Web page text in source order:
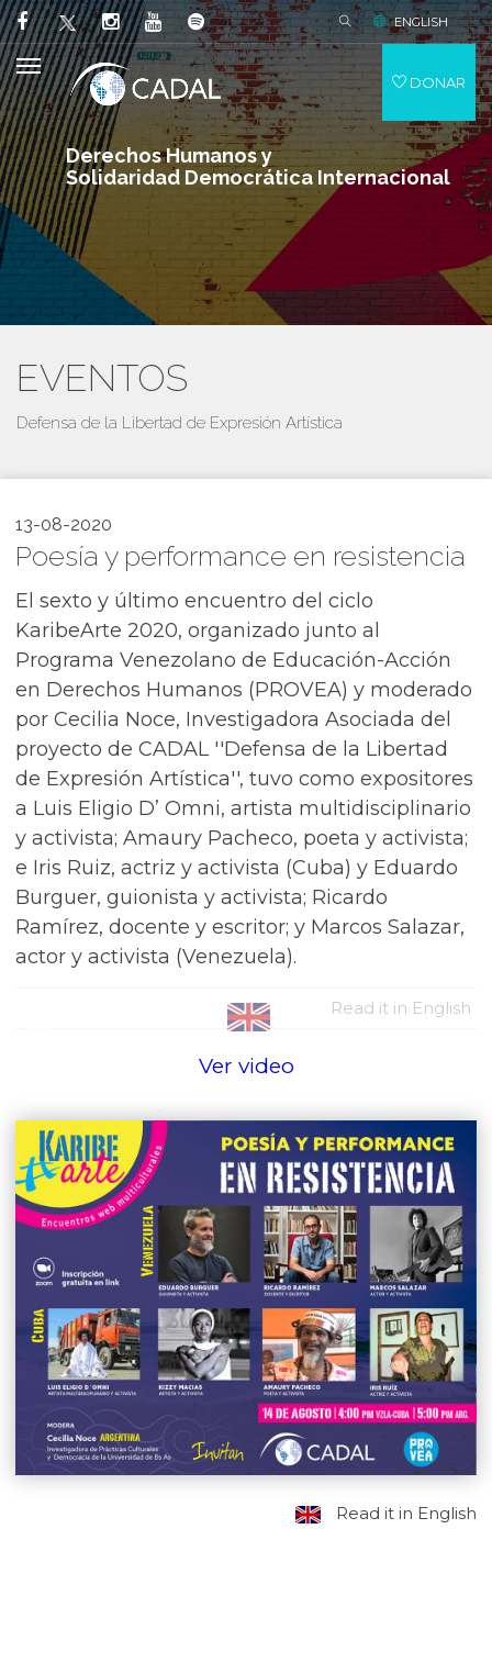
Derechos Humanos y
Solidaridad Democrática Internacional
ENGLISH
DONAR
EVENTOS
Defensa de la Libertad de Expresión Artística
13-08-2020
Poesía y performance en resistencia
El sexto y último encuentro del ciclo
KaribeArte 2020, organizado junto al
Programa Venezolano de Educación-Acción
en Derechos Humanos (PROVEA) y moderado
por Cecilia Noce, Investigadora Asociada del
proyecto de CADAL ''Defensa de la Libertad
de Expresión Artística'', tuvo como expositores
a Luis Eligio D’ Omni, artista multidisciplinario
y activista; Amaury Pacheco, poeta y activista;
e Iris Ruiz, actriz y activista (Cuba) y Eduardo
Burguer, guionista y activista; Ricardo
Ramírez, docente y escritor; y Marcos Salazar,
actor y activista (Venezuela).
Read it in English
Ver video
Read it in English